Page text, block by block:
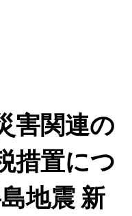
害関連の
措置につ
地震 新